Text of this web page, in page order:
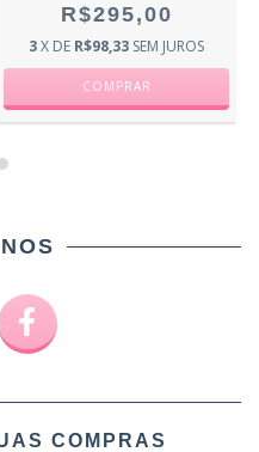
R$295,00
3X DE R$98,33 SEM JUROS
COMPRAS